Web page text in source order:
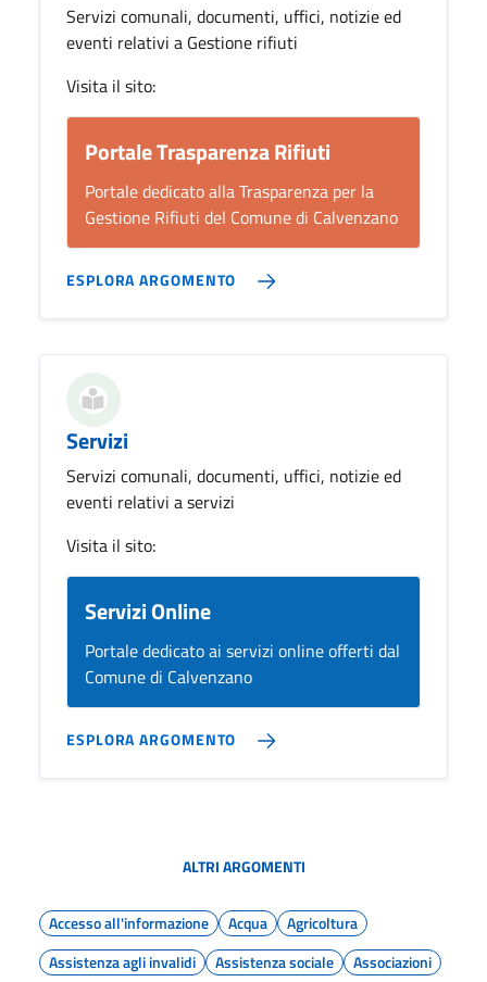
Servizi comunali, documenti, uffici, notizie ed
eventi relativi a Gestione rifiuti
Visita il sito:
Portale Trasparenza Rifiuti
Portale dedicato alla Trasparenza per la
Gestione Rifiuti del Comune di Calvenzano
ESPLORA ARGOMENTO
Servizi
Servizi comunali, documenti, uffici, notizie ed
eventi relativi a servizi
Visita il sito:
Servizi Online
Portale dedicato ai servizi online offerti dal
Comune di Calvenzano
ESPLORA ARGOMENTO
ALTRI ARGOMENTI
Accesso all'informazione Acqua
Agricoltura
Assistenza agli invalidi
Assistenza sociale
Associazioni